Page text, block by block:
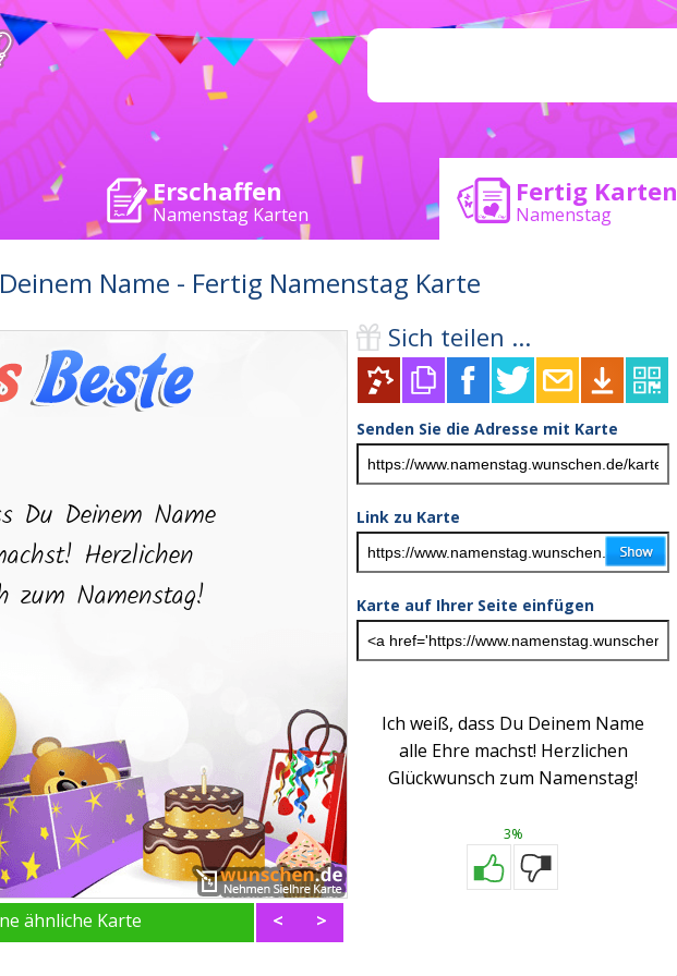
Erschaffen
Namenstag Karten
Fertig Karten
Namenstag
Name - Fertig Namenstag Karte
ähnliche Karte < >
Sich teilen ...
Senden Sie die Adresse mit Karte
Link zu Karte
Karte auf Ihrer Seite einfügen
Ich weiß, dass Du Deinem Name
alle Ehre machst! Herzlichen
Glückwunsch zum Namenstag!
3%